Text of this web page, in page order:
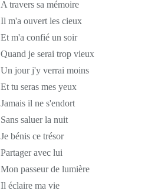
A travers sa mémoire
Il m'a ouvert les cieux
Et m'a confié un soir
Quand je serai trop vieux
Un jour j'y verrai moins
Et tu seras mes yeux
Jamais il ne s'endort
Sans saluer la nuit
Je bénis ce trésor
Partager avec lui
Mon passeur de lumière
Il éclaire ma vie